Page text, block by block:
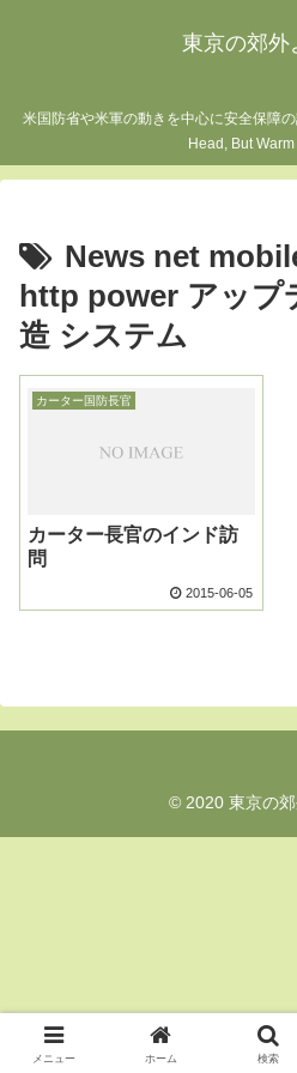
東京の郊外
米国防省や米軍の動きを中心に安全保障
Head, But
News net
http power アップ
造 システム
カーター国防長官
カーター長官のインド訪
問
2015-06-05
© 2020 東京の郊
メニュー ホーム 検索